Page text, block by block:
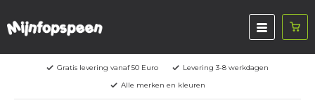
Gratis levering vanaf 50 Euro
Levering 3-8 werkdagen
Alle merken en kleuren